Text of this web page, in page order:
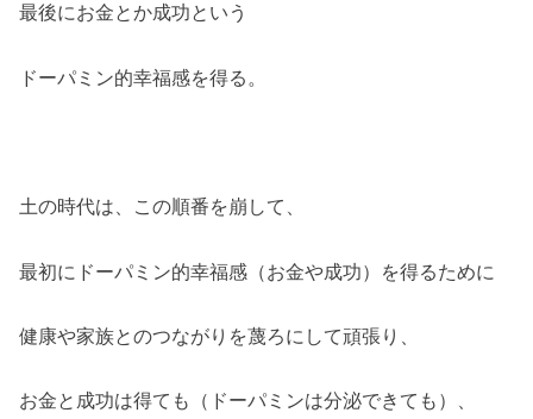
最後にお金とか成功という
ドーパミン的幸福感を得る。
土の時代は、この順番を崩して、
最初にドーパミン的幸福感（お金や成功）を得るために
健康や家族とのつながりを蔑ろにして頑張り、
お金と成功は得ても（ドーパミンは分泌できても）、